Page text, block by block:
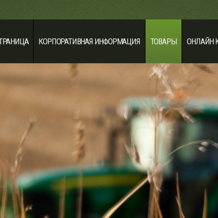
КОРПОРАТИВНАЯ ИНФОРМАЦИЯ ТОВАРЫ ОНЛАЙН